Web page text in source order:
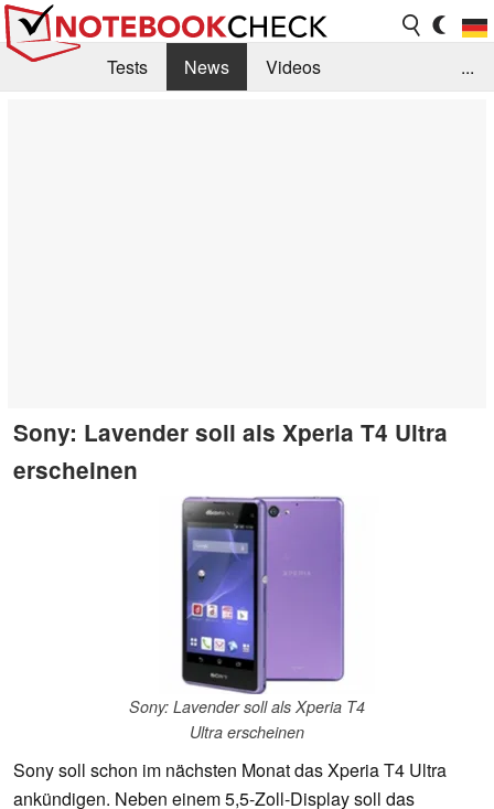
Tests News
Videos
...
Sony: Lavender soll als Xperia T4 Ultra
erscheinen
Sony: Lavender soll als Xperia T4
Ultra erscheinen
Sony soll schon im nächsten Monat das Xperia T4 Ultra
ankündigen. Neben einem 5,5-Zoll-Display soll das